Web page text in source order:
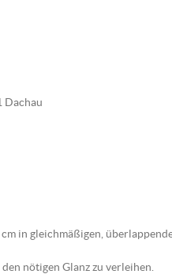
Dachau
in gleichmäßigen,
nötigen Glanz zu verleihen.